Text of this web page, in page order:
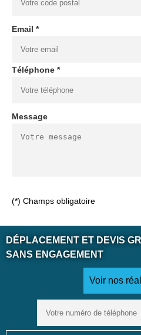
Email *
Téléphone *
Message
(*) Champs obligatoire
DÉPLACEMENT ET DEVIS
SANS ENGAGEMENT
Voir nos